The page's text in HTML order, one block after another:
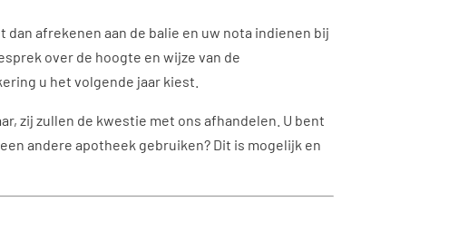
afrekenen aan de balie en uw nota indienen bij
over de hoogte en wijze van de
u het volgende jaar kiest.
zij zullen de kwestie met ons afhandelen. U bent
andere apotheek gebruiken? Dit is mogelijk en